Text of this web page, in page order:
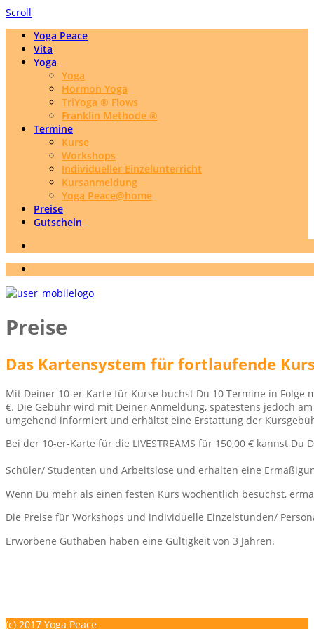
Scroll
Yoga Peace
Vita
Yoga
Yoga
Hormon Yoga
TriYoga ® Flows
Franklin Methode ®
Termine
Kurse
Workshops
Individueller Einzelunterricht
Kursanmeldung
Yoga Peace@home
Preise
Gutschein
Preise
Das Kartensystem für fortlaufende
Mit Deiner 10-er-Karte für Kurse buchst Du 10 Termine in
€. Die Gebühr wird mit Deiner Anmeldung, spätestens jedoch
umgehend informiert und erhältst eine Erstattung der
Bei der 10-er-Karte für die LIVESTREAMS für 150,00 € kannst
Schüler/ Studenten und Arbeitslose und erhalten eine
Wenn Du mehr als einen festen Kurs wöchentlich besuchst,
Die Preise für Workshops und individuelle Einzelstunden/
Erworbene Guthaben haben eine Gültigkeit von 3 Jahren.
(c) 2017 Yoga Peace